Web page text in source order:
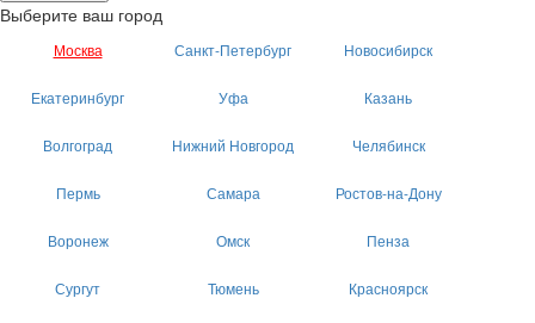
Выберите ваш город
Москва Санкт-Петербург Новосибирск
Екатеринбург Уфа Казань
Волгоград Нижний Новгород Челябинск
Пермь Самара Ростов-на-Дону
Воронеж Омск Пенза
Сургут Тюмень Красноярск